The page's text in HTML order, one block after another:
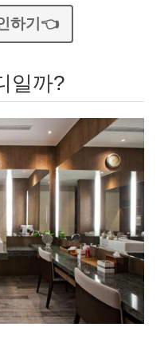
하기👈
일까?